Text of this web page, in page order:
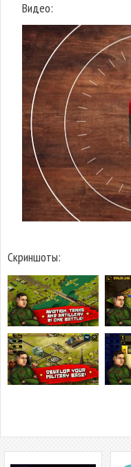
Видео:
Скриншоты: